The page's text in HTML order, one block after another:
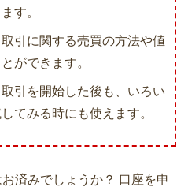
す。
引に関する売買の方法や値
ができます。
引を開始した後も、いろい
てみる時にも使えます。
済みでしょうか？ 口座を申